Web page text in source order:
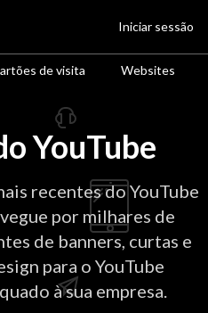
de visita Websites
Iniciar sessão
YouTube
recentes do YouTube
por milhares de
de banners, curtas e
para o YouTube
à sua empresa.